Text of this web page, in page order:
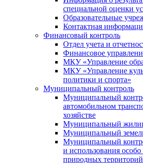
специальной оценки
Образовательные
Контактная
Финансовый контроль
Отдел учета и
Финансовое
МКУ «Управление
МКУ «Управление
политики и спорта»
Муниципальный контроль
Муниципальный
автомобильном
хозяйстве
Муниципальный
Муниципальный
Муниципальный
и использования
природных территорий